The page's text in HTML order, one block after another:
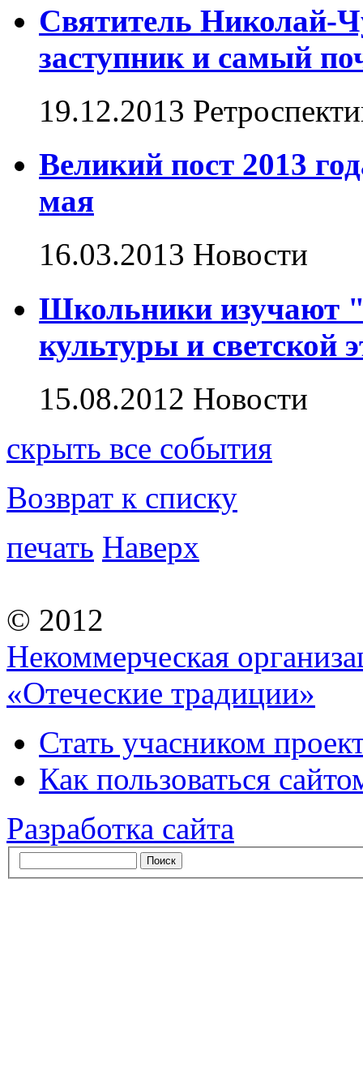
Святитель Николай-
заступник и самый
19.12.2013
Великий пост 2013
мая
16.03.2013 Новости
Школьники изучают
культуры и светской
15.08.2012 Новости
скрыть все события
Возврат к списку
печать Наверх
© 2012
Некоммерческая
«Отеческие традиции»
Стать учасником
Как пользоваться
Разработка сайта